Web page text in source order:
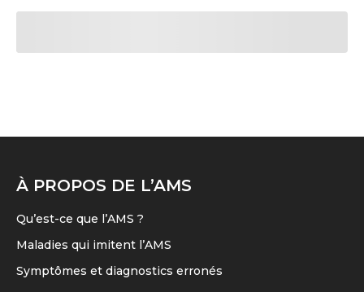
À PROPOS DE L’AMS
Qu’est-ce que l’AMS ?
Maladies qui imitent l’AMS
Symptômes et diagnostics erronés